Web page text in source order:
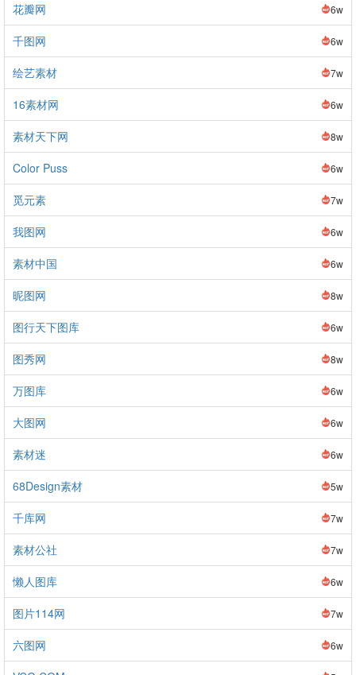
花瓣网 6w
千图网 6w
绘艺素材 7w
16素材网 6w
素材天下网 8w
Color Puss 6w
觅元素 7w
我图网 6w
素材中国 6w
昵图网 8w
图行天下图库 6w
图秀网 8w
万图库 6w
大图网 6w
素材迷 6w
68Design素材 5w
千库网 7w
素材公社 7w
懒人图库 6w
图片114网 7w
六图网 6w